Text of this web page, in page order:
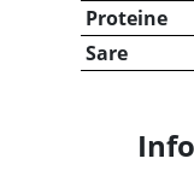
Proteine
Sare